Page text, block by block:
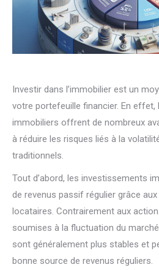
Investir dans l’immobilier est un
votre portefeuille financier. En
immobiliers offrent de nombreux
à réduire les risques liés à la
traditionnels.
Tout d’abord, les investissements
de revenus passif régulier grâce
locataires. Contrairement aux
soumises à la fluctuation du
sont généralement plus stables et
bonne source de revenus réguliers.